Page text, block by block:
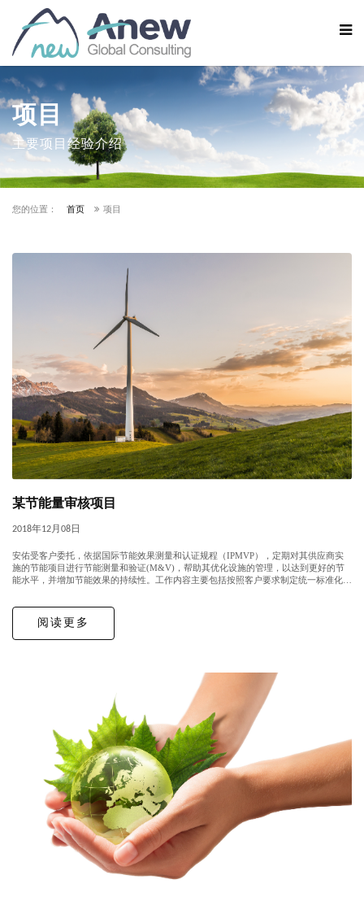
项目
主要项目经验介绍
您的位置： 首页 项目
某节能量审核项目
2018年12月08日
安佑受客户委托，依据国际节能效果测量和认证规程（IPMVP），定期对其供应商实
施的节能项目进行节能测量和验证(M&V)，帮助其优化设施的管理，以达到更好的节
能水平，并增加节能效果的持续性。工作内容主要包括按照客户要求制定统一标准化流
阅读更多